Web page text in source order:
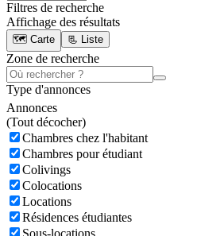
Filtres de recherche
Affichage des résultats
🗺️ Carte 📃 Liste
Zone de recherche
Type d'annonces
Annonces
(Tout décocher)
Chambres chez l'habitant
Chambres pour étudiant
Colivings
Colocations
Locations
Résidences étudiantes
Sous-locations